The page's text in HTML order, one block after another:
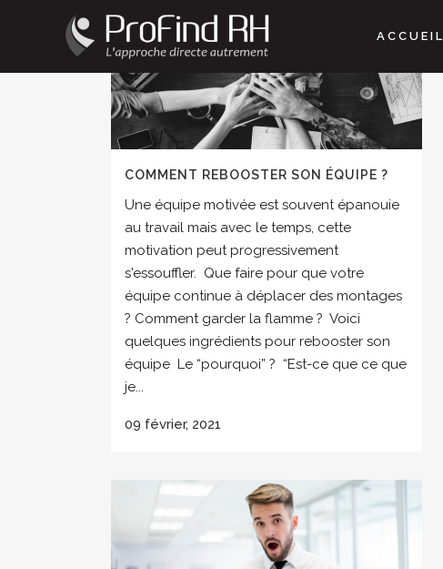
ACCUEIL
COMMENT REBOOSTER SON ÉQUIPE ?
Une équipe motivée est souvent épanouie
au travail mais avec le temps, cette
motivation peut progressivement
s'essouffler. Que faire pour que votre
équipe continue à déplacer des montages
? Comment garder la flamme ? Voici
quelques ingrédients pour rebooster son
équipe Le “pourquoi” ? “Est-ce que ce que
je...
09 février, 2021